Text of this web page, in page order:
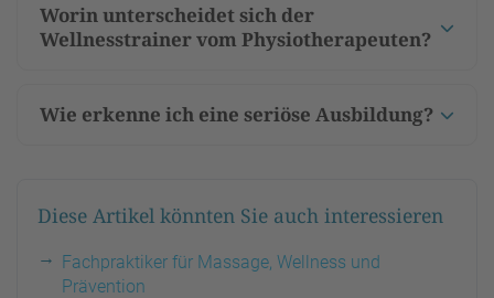
Worin unterscheidet sich der
Wellnesstrainer vom Physiotherapeuten?
Wie erkenne ich eine seriöse Ausbildung?
Diese Artikel könnten Sie auch interessieren
Fachpraktiker für Massage, Wellness und
Prävention